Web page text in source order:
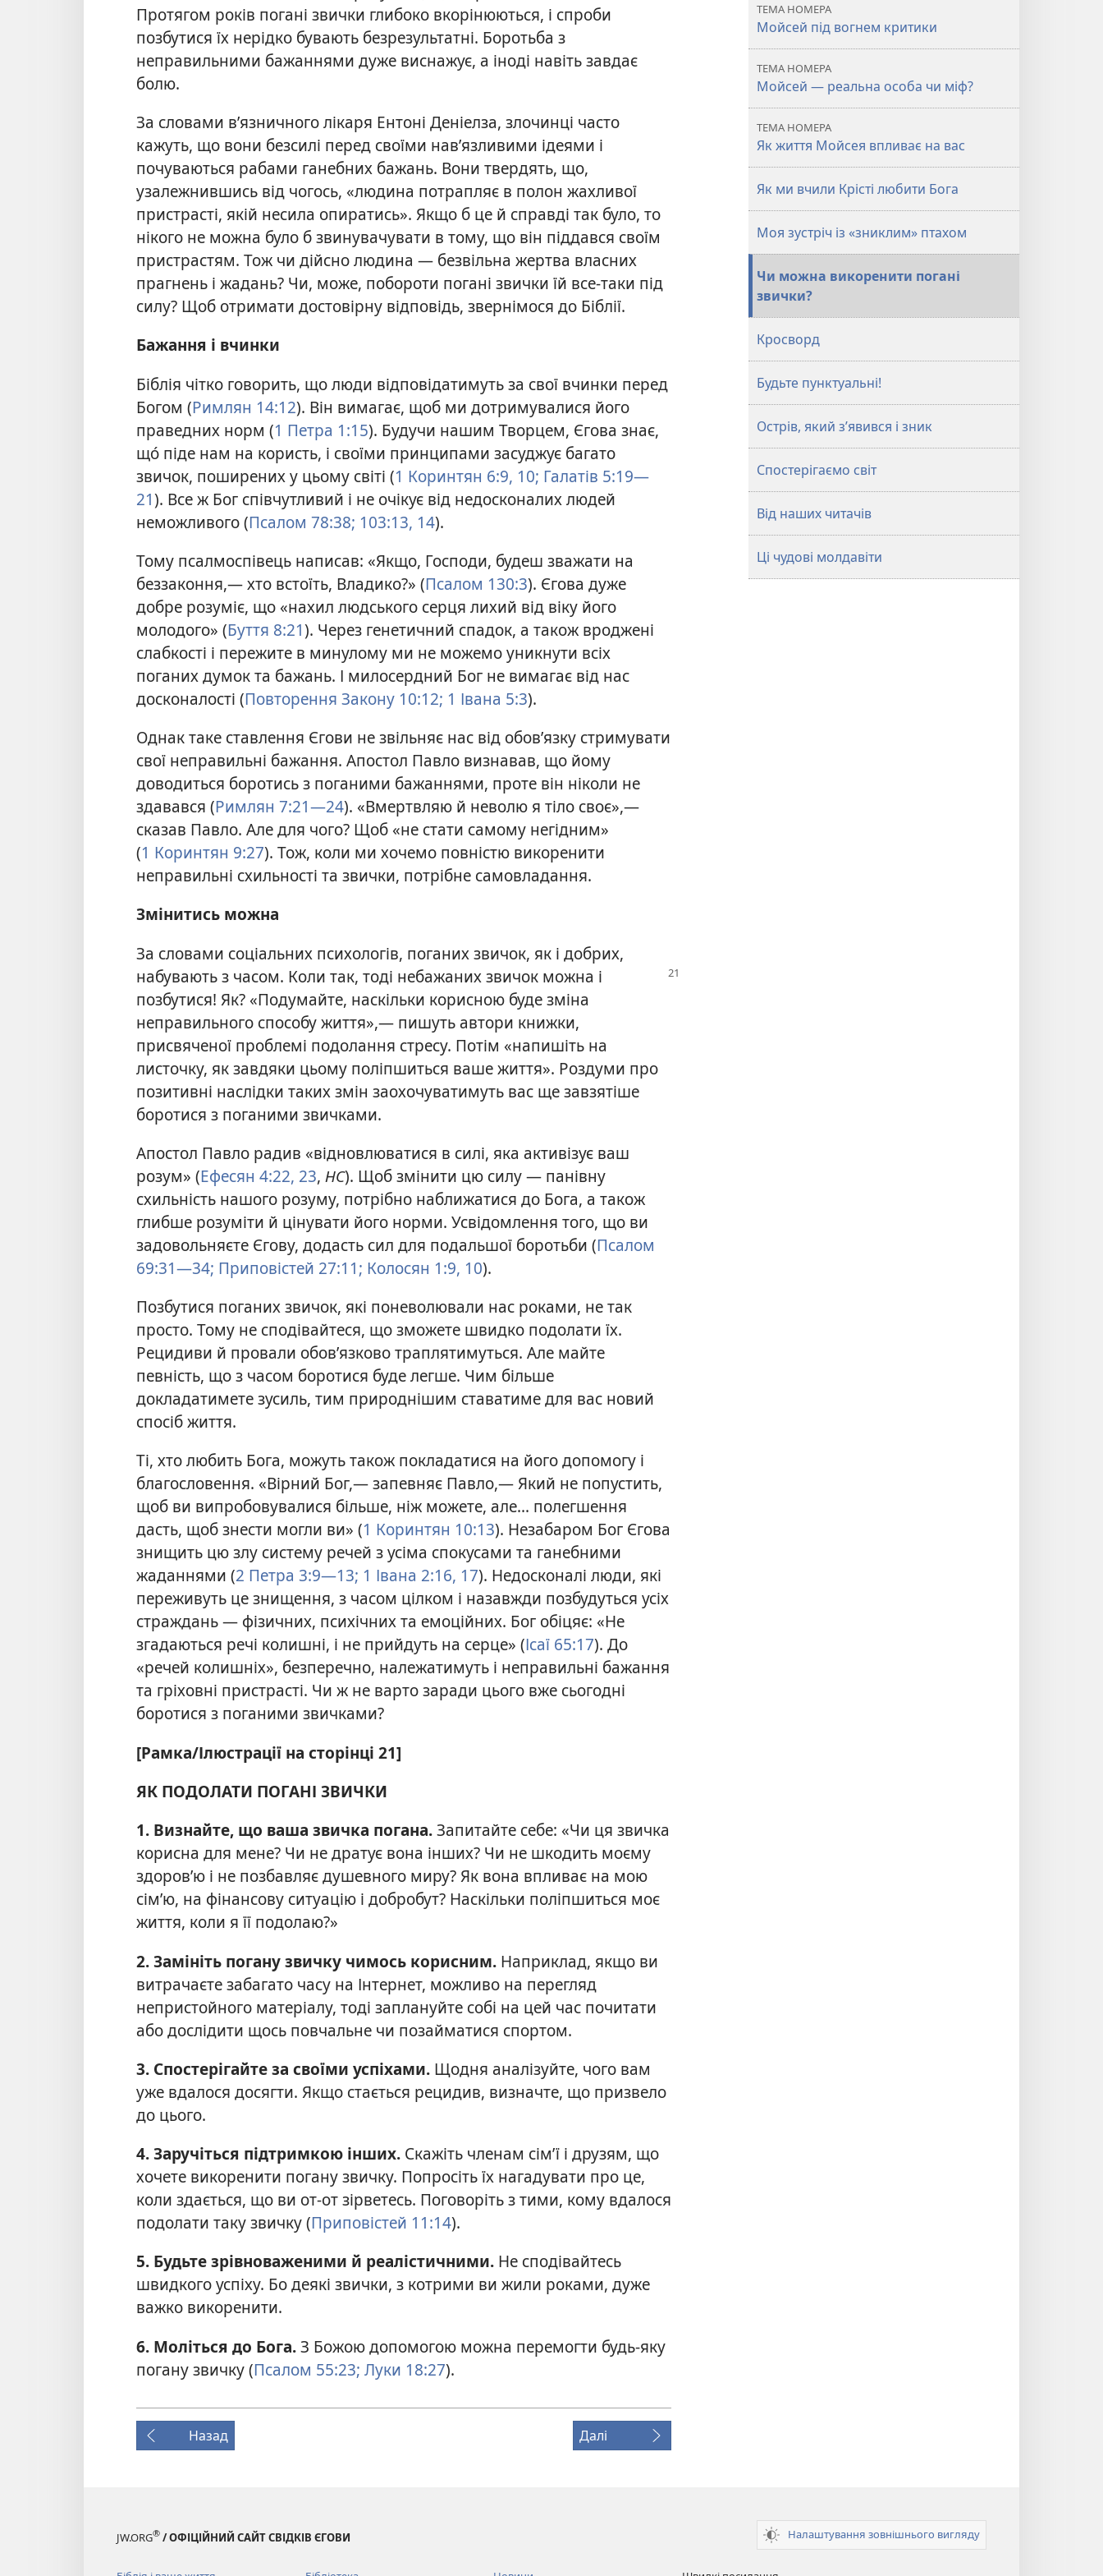
Протягом років погані звички глибоко вкорінюються, і спроби
позбутися їх нерідко бувають безрезультатні. Боротьба з
неправильними бажаннями дуже виснажує, а іноді навіть завдає
болю.
За словами в’язничного лікаря Ентоні Деніелза, злочинці часто
кажуть, що вони безсилі перед своїми нав’язливими ідеями і
почуваються рабами ганебних бажань. Вони твердять, що,
узалежнившись від чогось, «людина потрапляє в полон жахливої
пристрасті, якій несила опиратись». Якщо б це й справді так було, то
нікого не можна було б звинувачувати в тому, що він піддався своїм
пристрастям. Тож чи дійсно людина — безвільна жертва власних
прагнень і жадань? Чи, може, побороти погані звички їй все-таки під
силу? Щоб отримати достовірну відповідь, звернімося до Біблії.
Бажання і вчинки
Біблія чітко говорить, що люди відповідатимуть за свої вчинки перед
Богом (Римлян 14:12). Він вимагає, щоб ми дотримувалися його
праведних норм (1 Петра 1:15). Будучи нашим Творцем, Єгова знає,
що́ піде нам на користь, і своїми принципами засуджує багато
звичок, поширених у цьому світі (1 Коринтян 6:9, 10; Галатів 5:19—
21). Все ж Бог співчутливий і не очікує від недосконалих людей
неможливого (Псалом 78:38; 103:13, 14).
Тому псалмоспівець написав: «Якщо, Господи, будеш зважати на
беззаконня,— хто встоїть, Владико?» (Псалом 130:3). Єгова дуже
добре розуміє, що «нахил людського серця лихий від віку його
молодого» (Буття 8:21). Через генетичний спадок, а також вроджені
слабкості і пережите в минулому ми не можемо уникнути всіх
поганих думок та бажань. І милосердний Бог не вимагає від нас
досконалості (Повторення Закону 10:12; 1 Івана 5:3).
Однак таке ставлення Єгови не звільняє нас від обов’язку стримувати
свої неправильні бажання. Апостол Павло визнавав, що йому
доводиться боротись з поганими бажаннями, проте він ніколи не
здавався (Римлян 7:21—24). «Вмертвляю й неволю я тіло своє»,—
сказав Павло. Але для чого? Щоб «не стати самому негідним»
(1 Коринтян 9:27). Тож, коли ми хочемо повністю викоренити
неправильні схильності та звички, потрібне самовладання.
Змінитись можна
За словами соціальних психологів, поганих звичок, як і добрих,
набувають з часом. Коли так, тоді небажаних звичок можна і
позбутися! Як? «Подумайте, наскільки корисною буде зміна
неправильного способу життя»,— пишуть автори книжки,
присвяченої проблемі подолання стресу. Потім «напишіть на
листочку, як завдяки цьому поліпшиться ваше життя». Роздуми про
позитивні наслідки таких змін заохочуватимуть вас ще завзятіше
боротися з поганими звичками.
Апостол Павло радив «відновлюватися в силі, яка активізує ваш
розум» (Ефесян 4:22, 23, НС). Щоб змінити цю силу — панівну
схильність нашого розуму, потрібно наближатися до Бога, а також
глибше розуміти й цінувати його норми. Усвідомлення того, що ви
задовольняєте Єгову, додасть сил для подальшої боротьби (Псалом
69:31—34; Приповістей 27:11; Колосян 1:9, 10).
Позбутися поганих звичок, які поневолювали нас роками, не так
просто. Тому не сподівайтеся, що зможете швидко подолати їх.
Рецидиви й провали обов’язково траплятимуться. Але майте
певність, що з часом боротися буде легше. Чим більше
докладатимете зусиль, тим природнішим ставатиме для вас новий
спосіб життя.
Ті, хто любить Бога, можуть також покладатися на його допомогу і
благословення. «Вірний Бог,— запевняє Павло,— Який не попустить,
щоб ви випробовувалися більше, ніж можете, але... полегшення
дасть, щоб знести могли ви» (1 Коринтян 10:13). Незабаром Бог Єгова
знищить цю злу систему речей з усіма спокусами та ганебними
жаданнями (2 Петра 3:9—13; 1 Івана 2:16, 17). Недосконалі люди, які
переживуть це знищення, з часом цілком і назавжди позбудуться усіх
страждань — фізичних, психічних та емоційних. Бог обіцяє: «Не
згадаються речі колишні, і не прийдуть на серце» (Ісаї 65:17). До
«речей колишніх», безперечно, належатимуть і неправильні бажання
та гріховні пристрасті. Чи ж не варто заради цього вже сьогодні
боротися з поганими звичками?
[Рамка/Ілюстрації на сторінці 21]
ЯК ПОДОЛАТИ ПОГАНІ ЗВИЧКИ
1. Визнайте, що ваша звичка погана.Запитайте себе: «Чи ця звичка
корисна для мене? Чи не дратує вона інших? Чи не шкодить моєму
здоров’ю і не позбавляє душевного миру? Як вона впливає на мою
сім’ю, на фінансову ситуацію і добробут? Наскільки поліпшиться моє
життя, коли я її подолаю?»
2. Замініть погану звичку чимось корисним. Наприклад, якщо ви
витрачаєте забагато часу на Інтернет, можливо на перегляд
непристойного матеріалу, тоді заплануйте собі на цей час почитати
або дослідити щось повчальне чи позайматися спортом.
3. Спостерігайте за своїми успіхами. Щодня аналізуйте, чого вам
уже вдалося досягти. Якщо стається рецидив, визначте, що призвело
до цього.
4. Заручіться підтримкою інших. Скажіть членам сім’ї і друзям, що
хочете викоренити погану звичку. Попросіть їх нагадувати про це,
коли здається, що ви от-от зірветесь. Поговоріть з тими, кому вдалося
подолати таку звичку (Приповістей 11:14).
5. Будьте зрівноваженими й реалістичними. Не сподівайтесь
швидкого успіху. Бо деякі звички, з котрими ви жили роками, дуже
важко викоренити.
6. Моліться до Бога.З Божою допомогою можна перемогти будь-яку
погану звичку (Псалом 55:23; Луки 18:27).
Назад Далі
ТЕМА НОМЕРА
Мойсей під вогнем критики
ТЕМА НОМЕРА
Мойсей — реальна особа чи міф?
ТЕМА НОМЕРА
Як життя Мойсея впливає на вас
Як ми вчили Крісті любити Бога
Моя зустріч із «зниклим» птахом
Чи можна викоренити погані
звички?
Кросворд
Будьте пунктуальні!
Острів, який з’явився і зник
Спостерігаємо світ
Від наших читачів
Ці чудові молдавіти
JW.ORG® / ОФІЦІЙНИЙ САЙТ СВІДКІВ ЄГОВИ Налаштування зовнішнього вигляду